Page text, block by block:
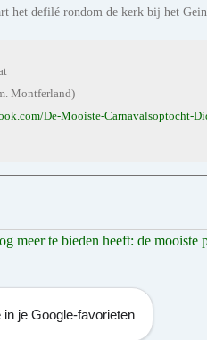
het defilé rondom de kerk bij het
Montferland)
De-Mooiste-Carnavalsoptocht-
meer te bieden heeft: de mooiste
je Google-favorieten